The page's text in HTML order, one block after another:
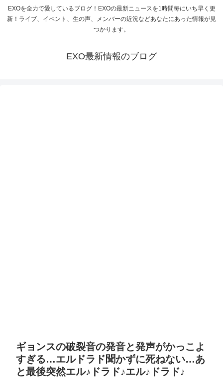
EXOを全力で愛しているブログ！EXOの最新ニュースを1時間毎にいち早く更
新！ライブ、イベント、生の声、メンバーの近況などあなたにあった情報が見
つかります。
EXO最新情報のブログ
ギョンスの破裂音の発音と発声がかっこよ
すぎる…エルドラド聞かずに死ねない…あ
と最後突然エル♪ドラド♪エル♪ドラド♪